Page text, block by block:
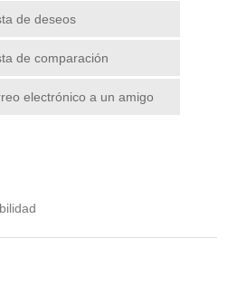
de deseos
de comparación
electrónico a un amigo